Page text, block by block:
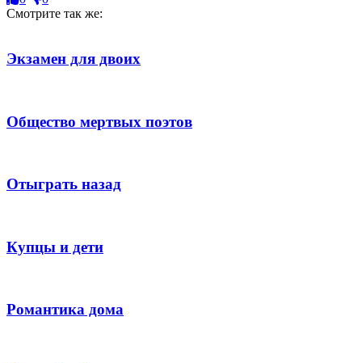
Смотрите так же:
Экзамен для двоих
Общество мертвых поэтов
Отыграть назад
Купцы и дети
Романтика дома